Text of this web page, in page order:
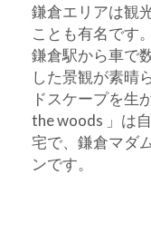
鎌倉エリアは観
ことも有名です。
鎌倉駅から車で
した景観が素晴
ドスケープを生
the woods 」は
宅で、鎌倉マダ
ンです。